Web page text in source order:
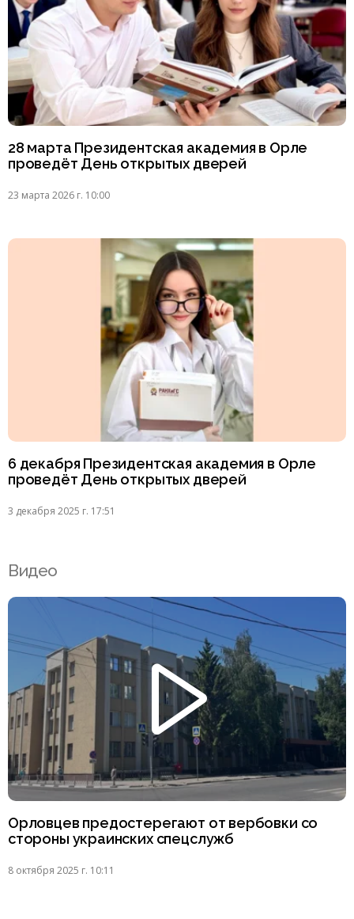
28 марта Президентская академия в Орле
проведёт День открытых дверей
23 марта 2026 г. 10:00
6 декабря Президентская академия в Орле
проведёт День открытых дверей
3 декабря 2025 г. 17:51
Видео
Орловцев предостерегают от вербовки со
стороны украинских спецслужб
8 октября 2025 г. 10:11